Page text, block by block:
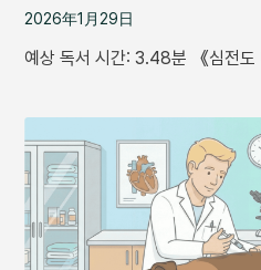
2026年1月29日
예상 독서 시간: 3.48분 《심전